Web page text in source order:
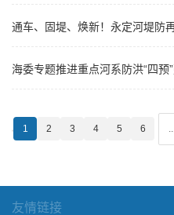
通车、固堤、焕新！永定河堤防
海委专题推进重点河系防洪“四预
1 2 3 4 5 6
友情链接